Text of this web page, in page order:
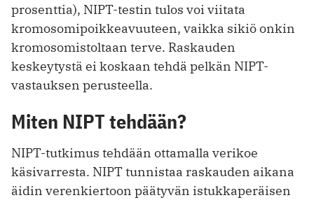
prosenttia), NIPT-testin tulos voi viitata
kromosomipoikkeavuuteen, vaikka sikiö onkin
kromosomistoltaan terve. Raskauden
keskeytystä ei koskaan tehdä pelkän NIPT-
vastauksen perusteella.
Miten NIPT tehdään?
NIPT-tutkimus tehdään ottamalla verikoe
käsivarresta. NIPT tunnistaa raskauden aikana
äidin verenkiertoon päätyvän istukkaperäisen